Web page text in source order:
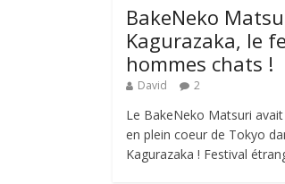
BakeNeko
Kagurazaka, le
hommes chats !
David 2
Le BakeNeko Matsuri avait
en plein coeur de Tokyo
Kagurazaka ! Festival